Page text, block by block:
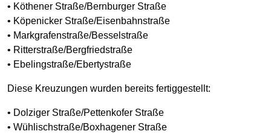
• Köthener Straße/Bernburger Straße
• Köpenicker Straße/Eisenbahnstraße
• Markgrafenstraße/Besselstraße
• Ritterstraße/Bergfriedstraße
• Ebelingstraße/Ebertystraße
Diese Kreuzungen wurden bereits fertiggestellt:
• Dolziger Straße/Pettenkofer Straße
• Wühlischstraße/Boxhagener Straße